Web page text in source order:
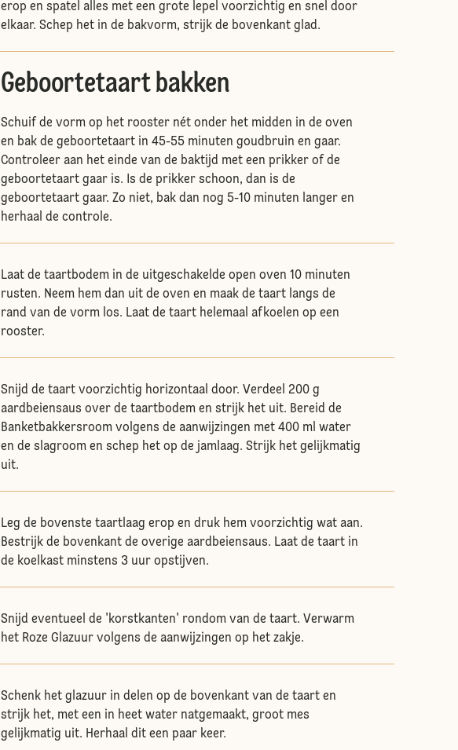
erop en spatel alles met een grote lepel voorzichtig en snel door
elkaar. Schep het in de bakvorm, strijk de bovenkant glad.
Geboortetaart bakken
Schuif de vorm op het rooster nét onder het midden in de oven
en bak de geboortetaart in 45-55 minuten goudbruin en gaar.
Controleer aan het einde van de baktijd met een prikker of de
geboortetaart gaar is. Is de prikker schoon, dan is de
geboortetaart gaar. Zo niet, bak dan nog 5-10 minuten langer en
herhaal de controle.
Laat de taartbodem in de uitgeschakelde open oven 10 minuten
rusten. Neem hem dan uit de oven en maak de taart langs de
rand van de vorm los. Laat de taart helemaal afkoelen op een
rooster.
Snijd de taart voorzichtig horizontaal door. Verdeel 200 g
aardbeiensaus over de taartbodem en strijk het uit. Bereid de
Banketbakkersroom volgens de aanwijzingen met 400 ml water
en de slagroom en schep het op de jamlaag. Strijk het gelijkmatig
uit.
Leg de bovenste taartlaag erop en druk hem voorzichtig wat aan.
Bestrijk de bovenkant de overige aardbeiensaus. Laat de taart in
de koelkast minstens 3 uur opstijven.
Snijd eventueel de 'korstkanten' rondom van de taart. Verwarm
het Roze Glazuur volgens de aanwijzingen op het zakje.
Schenk het glazuur in delen op de bovenkant van de taart en
strijk het, met een in heet water natgemaakt, groot mes
gelijkmatig uit. Herhaal dit een paar keer.